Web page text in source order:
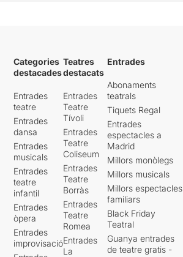
Categories
destacades
Entrades
teatre
Entrades
dansa
Entrades
musicals
Entrades
teatre
infantil
Entrades
òpera
Entrades
improvisació
Teatres
destacats
Entrades
Teatre
Tívoli
Entrades
Teatre
Coliseum
Entrades
Teatre
Borràs
Entrades
Teatre
Romea
Entrades
La
Entrades
Abonaments
teatrals
Tiquets Regal
Entrades
espectacles a
Madrid
Millors monòlegs
Millors musicals
Millors espectacles
familiars
Black Friday
Teatral
Guanya entrades
de teatre gratis -